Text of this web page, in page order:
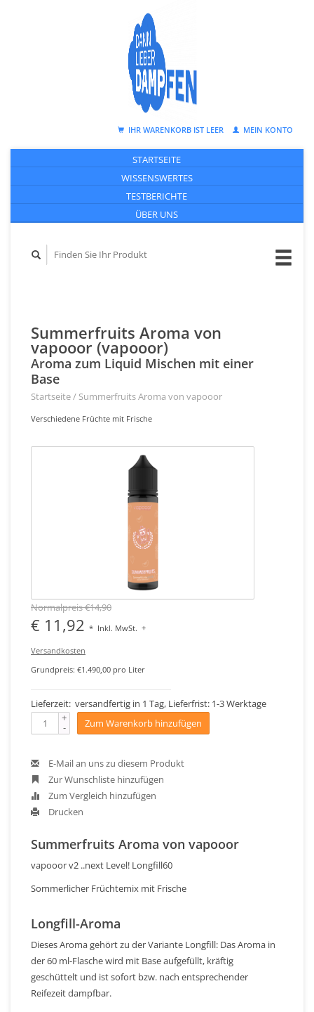
IHR WARENKORB IST LEER MEIN KONTO
STARTSEITE
WISSENSWERTES
TESTBERICHTE
ÜBER UNS
Summerfruits Aroma von
vapooor (vapooor)
Aroma zum Liquid Mischen mit einer
Base
Startseite/ Summerfruits Aroma von vapooor
Verschiedene Früchte mit Frische
Normalpreis €14,90
€ 11,92 * Inkl. MwSt. +
Versandkosten
Grundpreis: €1.490,00 pro Liter
Lieferzeit: versandfertig in 1 Tag, Lieferfrist: 1-3 Werktage
+
- Zum Warenkorb hinzufügen
E-Mail an uns zu diesem Produkt
Zur Wunschliste hinzufügen
Zum Vergleich hinzufügen
Drucken
Summerfruits Aroma von vapooor
vapooor v2 ..next Level! Longfill60
Sommerlicher Früchtemix mit Frische
Longfill-Aroma
Dieses Aroma gehört zu der Variante Longfill: Das Aroma in
der 60 ml-Flasche wird mit Base aufgefüllt, kräftig
geschüttelt und ist sofort bzw. nach entsprechender
Reifezeit dampfbar.